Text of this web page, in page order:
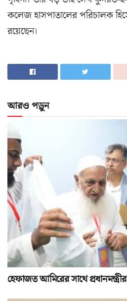
কলেজ হাসপাতালের পরিচালক
রয়েছেন।
আরও পড়ুন
হেফাজত আমিরের সাথে